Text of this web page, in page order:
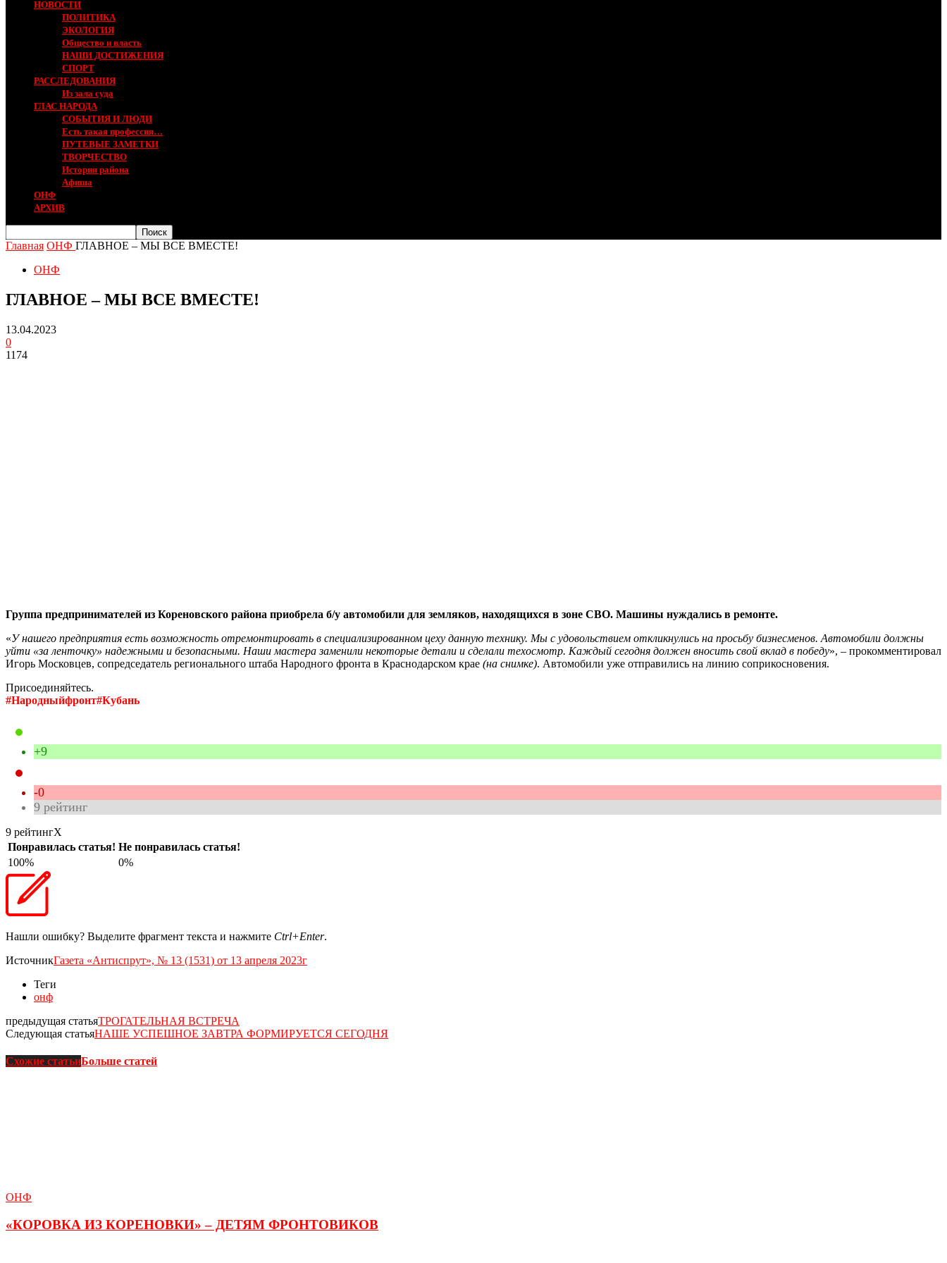
НОВОСТИ
ПОЛИТИКА
ЭКОЛОГИЯ
Общество и власть
НАШИ ДОСТИЖЕНИЯ
СПОРТ
РАССЛЕДОВАНИЯ
Из зала суда
ГЛАС НАРОДА
СОБЫТИЯ И ЛЮДИ
Есть такая профессия…
ПУТЕВЫЕ ЗАМЕТКИ
ТВОРЧЕСТВО
История района
Афиша
ОНФ
АРХИВ
Главная ОНФ ГЛАВНОЕ – МЫ ВСЕ ВМЕСТЕ!
ОНФ
ГЛАВНОЕ – МЫ ВСЕ ВМЕСТЕ!
13.04.2023
0
1174
Группа предпринимателей из Кореновского района приобрела б/у автомобили для земляков, находящихся в зоне СВО. Машины нуждались в ремонте.
«У нашего предприятия есть возможность отремонтировать в специализированном цеху данную технику. Мы с удовольствием откликнулись на просьбу бизнесменов. Автомобили должны
уйти «за ленточку» надежными и безопасными. Наши мастера заменили некоторые детали и сделали техосмотр. Каждый сегодня должен вносить свой вклад в победу», – прокомментировал
Игорь Московцев, сопредседатель регионального штаба Народного фронта в Краснодарском крае (на снимке). Автомобили уже отправились на линию соприкосновения.
Присоединяйтесь.
#Народныйфронт#Кубань
+9
-0
9 рейтинг
9 рейтингX
Понравилась статья! Не понравилась статья!
100%
0%
Нашли ошибку? Выделите фрагмент текста и нажмите Ctrl+Enter.
ИсточникГазета «Антиспрут», № 13 (1531) от 13 апреля 2023г
Теги
онф
предыдущая статьяТРОГАТЕЛЬНАЯ ВСТРЕЧА
Следующая статьяНАШЕ УСПЕШНОЕ ЗАВТРА ФОРМИРУЕТСЯ СЕГОДНЯ
Схожие статьиБольше статей
ОНФ
«КОРОВКА ИЗ КОРЕНОВКИ» – ДЕТЯМ ФРОНТОВИКОВ